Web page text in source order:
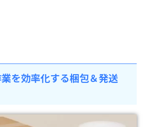
業を効率化する梱包＆発送